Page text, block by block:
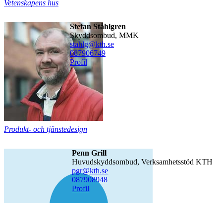
Vetenskapens hus
Stefan Ståhlgren
Skyddsombud, MMK
stahlg@kth.se
087906749
Profil
Produkt- och tjänstedesign
Penn Grill
Huvudskyddsombud, Verksamhetsstöd KTH
pgr@kth.se
087908948
Profil